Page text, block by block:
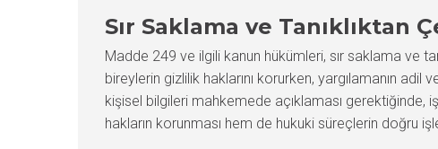
Sır Saklama ve Tanıklıktan
Madde 249 ve ilgili kanun hükümleri, sır saklama ve
bireylerin gizlilik haklarını korurken, yargılamanın
kişisel bilgileri mahkemede açıklaması gerektiğinde,
hakların korunması hem de hukuki süreçlerin doğru